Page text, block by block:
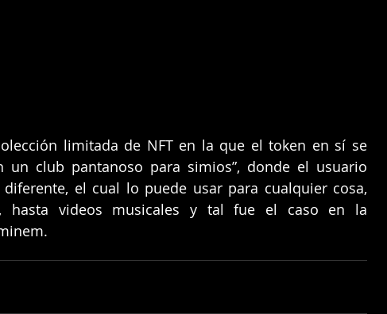
limitada de NFT en la que el token en sí se
club pantanoso para simios”, donde el usuario
el cual lo puede usar para cualquier cosa,
hasta videos musicales y tal fue el caso en la